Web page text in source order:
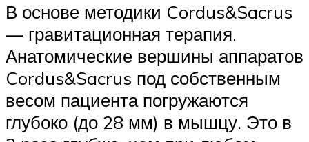
В основе методики Cordus&Sacrus
— гравитационная терапия.
Анатомические вершины аппаратов
Cordus&Sacrus под собственным
весом пациента погружаются
глубоко (до 28 мм) в мышцу. Это в